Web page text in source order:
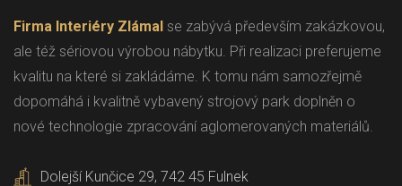
Firma Interiéry Zlámal se zabývá především zakázkovou,
ale též sériovou výrobou nábytku. Při realizaci preferujeme
kvalitu na které si zakládáme. K tomu nám samozřejmě
dopomáhá i kvalitně vybavený strojový park doplněn o
nové technologie zpracování aglomerovaných materiálů.
Dolejší Kunčice 29, 742 45 Fulnek